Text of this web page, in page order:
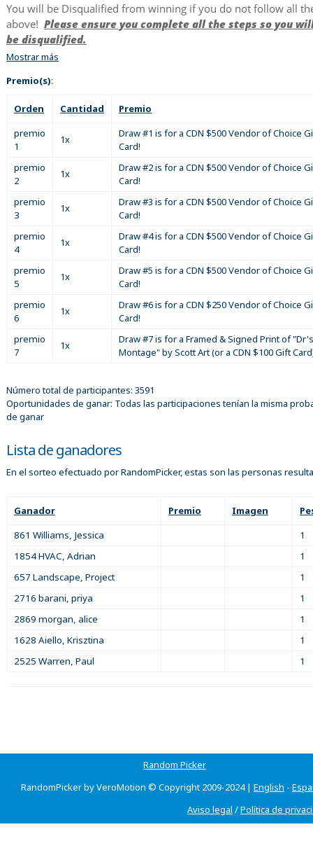
You will be Disqualified from winning if you do not follow all
above! Please ensure you complete all the steps so you
be disqualified.
Mostrar más
Premio(s):
Orden Cantidad
Premio
premio
1
1x
Draw #1 is for a CDN $500 Vendor of Choice
Card!
premio
2
1x
Draw #2 is for a CDN $500 Vendor of Choice
Card!
premio
3
1x
Draw #3 is for a CDN $500 Vendor of Choice
Card!
premio
4
1x
Draw #4 is for a CDN $500 Vendor of Choice
Card!
premio
5
1x
Draw #5 is for a CDN $500 Vendor of Choice
Card!
premio
6
1x
Draw #6 is for a CDN $250 Vendor of Choice
Card!
premio
7
1x
Draw #7 is for a Framed & Signed Print of "Dr's
Montage" by Scott Art (or a CDN $100 Gift
Número total de participantes: 3591
Oportunidades de ganar: Todas las participaciones tenían la misma
de ganar
Lista de ganadores
En el sorteo efectuado por RandomPicker, estas son las personas
Ganador Premio Imagen
861 Williams, Jessica
1
1854 HVAC, Adrian
1
657 Landscape, Project
1
2716 barani, priya
1
2869 morgan, alice
1
1628 Aiello, Krisztina
1
2525 Warren, Paul
1
Random Picker
RandomPicker by VeroMotion © Copyright 2009-2024 | English -
Aviso legal /Política de